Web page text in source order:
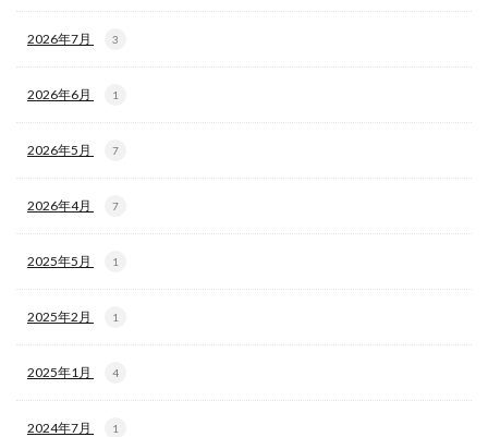
2026年7月 3
2026年6月 1
2026年5月 7
2026年4月 7
2025年5月 1
2025年2月 1
2025年1月 4
2024年7月 1